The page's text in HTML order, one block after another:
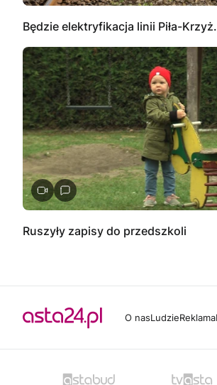
Będzie elektryfikacja linii Piła-
Ruszyły zapisy do przedszkoli
O nasLudzieReklama